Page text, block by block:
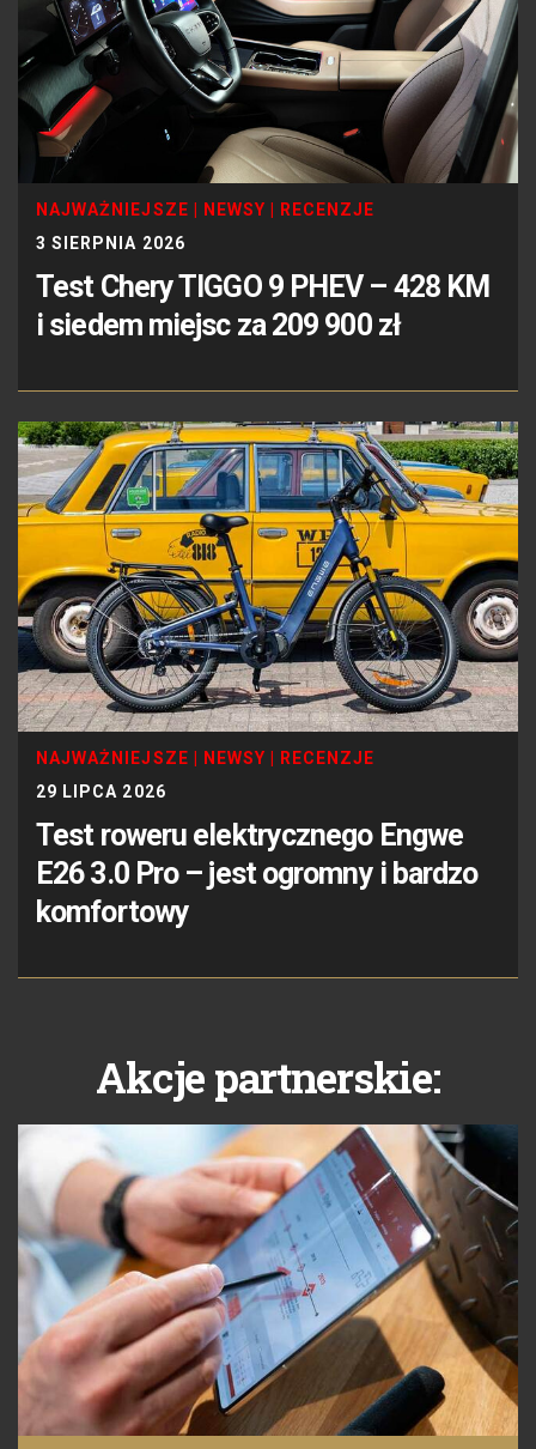
NAJWAŻNIEJSZE NEWSY
RECENZJE
3 SIERPNIA 2026
Test Chery TIGGO 9 PHEV – 428 KM
i siedem miejsc za 209 900 zł
NAJWAŻNIEJSZE NEWSY
RECENZJE
29 LIPCA 2026
Test roweru elektrycznego Engwe
E26 3.0 Pro – jest ogromny i bardzo
komfortowy
Akcje partnerskie: